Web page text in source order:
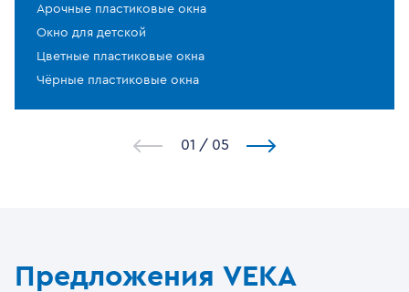
Арочные пластиковые окна
Окно для детской
Цветные пластиковые окна
Чёрные пластиковые окна
1 / 5
Предложения VEKA